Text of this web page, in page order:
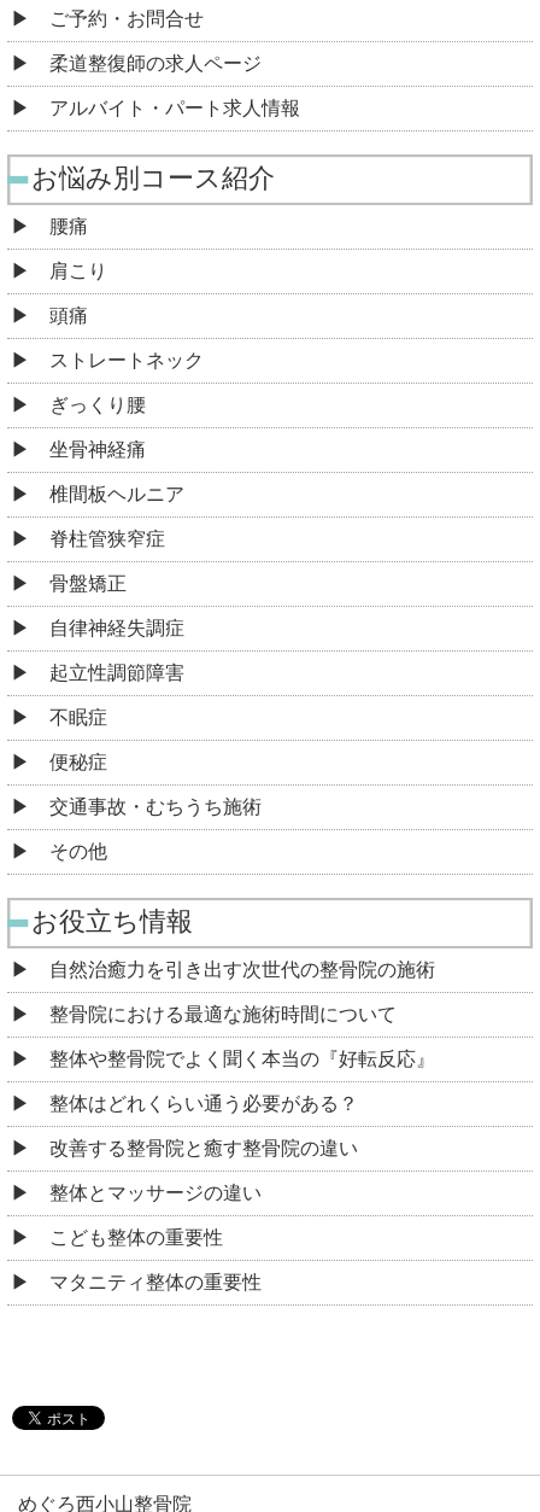
ご予約・お問合せ
柔道整復師の求人ページ
アルバイト・パート求人情報
お悩み別コース紹介
腰痛
肩こり
頭痛
ストレートネック
ぎっくり腰
坐骨神経痛
椎間板ヘルニア
脊柱管狭窄症
骨盤矯正
自律神経失調症
起立性調節障害
不眠症
便秘症
交通事故・むちうち施術
その他
お役立ち情報
自然治癒力を引き出す次世代の整骨院の施術
整骨院における最適な施術時間について
整体や整骨院でよく聞く本当の『好転反応』
整体はどれくらい通う必要がある？
改善する整骨院と癒す整骨院の違い
整体とマッサージの違い
こども整体の重要性
マタニティ整体の重要性
めぐろ西小山整骨院